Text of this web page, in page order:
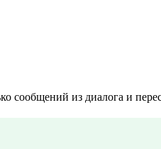
сообщений из диалога и